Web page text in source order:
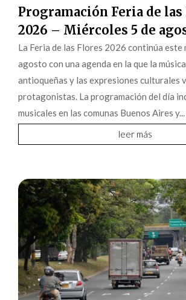
Programación Feria de
2026 – Miércoles 5 de
La Feria de las Flores 2026 continúa este
agosto con una agenda en la que la
antioqueñas y las expresiones culturales
protagonistas. La programación del día
musicales en las comunas Buenos Aires y...
leer más